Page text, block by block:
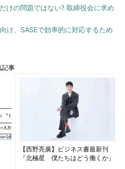
けの問題ではない? 取締役会に求め
け、SASEで効率的に対応するため
記事
【西野亮廣】ビジネス書最新刊
『北極星 僕たちはどう働くか』